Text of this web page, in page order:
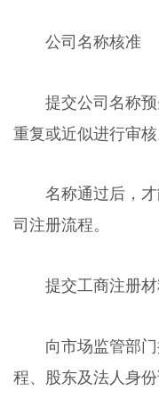
公司名称核准
提交公司名称
重复或近似进行审核
名称通过后，
司注册流程。
提交工商注册
向市场监管部
程、股东及法人身